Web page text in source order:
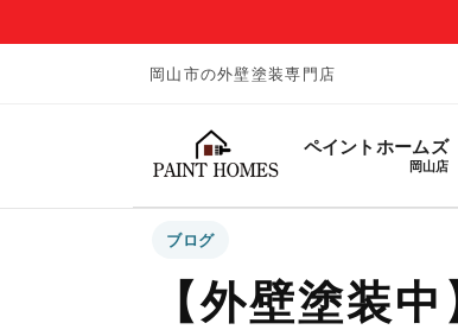
岡山市の外壁塗装専門店
ペイントホームズ
岡山店
ブログ
【外壁塗装